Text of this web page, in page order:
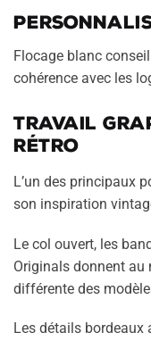
Flocage blanc
cohérence avec les
Travail
rétro
L’un des principaux
son inspiration
Le col ouvert, les
Originals donnent
différente des
Les détails bordeaux